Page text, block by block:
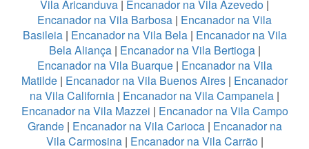
Vila Aricanduva | Encanador na Vila Azevedo |
Encanador na Vila Barbosa | Encanador na Vila
Basileia| Encanador na Vila Bela| Encanador na Vila
Bela Aliança| Encanador na Vila Bertioga|
Encanador na Vila Buarque| Encanador na Vila
Matilde | Encanador na Vila Buenos Aires | Encanador
na Vila California | Encanador na Vila Campanela |
Encanador na Vila Mazzei | Encanador na Vila Campo
Grande| Encanador na Vila Carioca| Encanador na
Vila Carmosina| Encanador na Vila Carrão|